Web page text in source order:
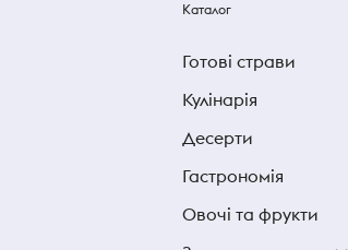
Каталог
Готові страви
Кулінарія
Десерти
Гастрономія
Овочі та фрукти